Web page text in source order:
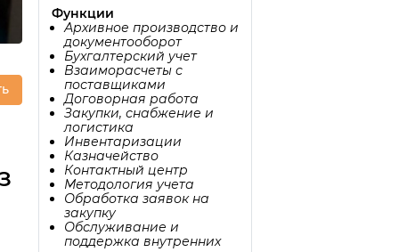
Функции
Архивное производство и
документооборот
Бухгалтерский учет
Взаиморасчеты с
поставщиками
Договорная работа
Закупки, снабжение и
логистика
Инвентаризации
Казначейство
Контактный центр
Методология учета
Обработка заявок на
закупку
Обслуживание и
поддержка внутренних